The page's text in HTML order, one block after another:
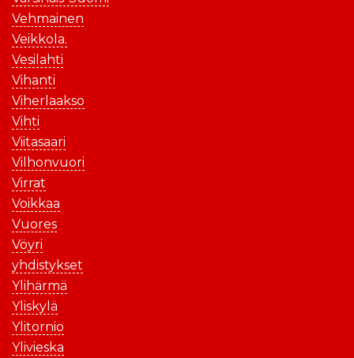
Vehmainen
Veikkola.
Vesilahti
Vihanti
Viherlaakso
Vihti
Viitasaari
Vilhonvuori
Virrat
Voikkaa
Vuores
Vöyri
yhdistykset
Ylihärmä
Yliskylä
Ylitornio
Ylivieska